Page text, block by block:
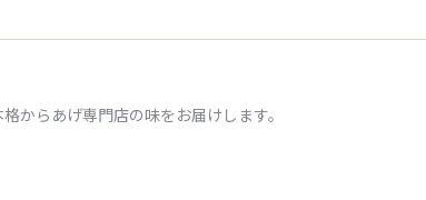
からあげ専門店の味をお届けします。